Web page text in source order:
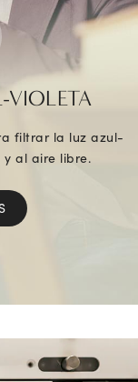
VIOLETA
filtrar la luz azul-
y al aire libre.